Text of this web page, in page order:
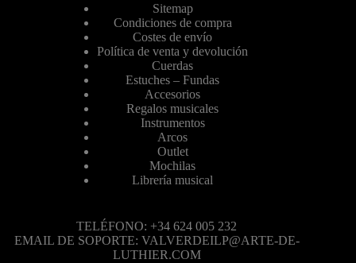
Sitemap
Condiciones de compra
Costes de envío
Política de venta y devolución
Cuerdas
Estuches – Fundas
Accesorios
Regalos musicales
Instrumentos
Arcos
Outlet
Mochilas
Librería musical
TELÉFONO: +34 624 005 232
EMAIL DE SOPORTE: VALVERDEILP@ARTE-DE-
LUTHIER.COM